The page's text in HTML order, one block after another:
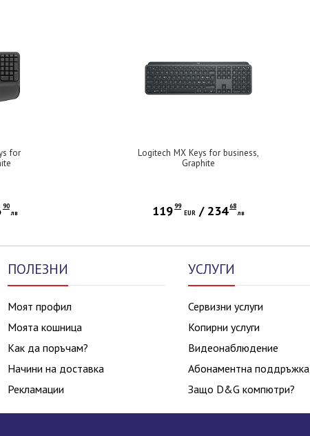
for
90
лв
Logitech MX Keys for business,
Graphite
11999
EUR / 23468
лв
ПОЛЕЗНИ
Моят профил
Моята кошница
Как да поръчам?
Начини на доставка
Рекламации
УСЛУГИ
Сервизни услуги
Копирни услуги
Видеонаблюдение
Абонаментна поддръжка
Защо D&G компютри?